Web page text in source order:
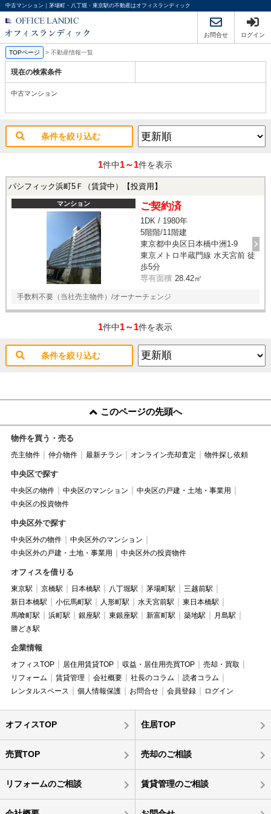
中古マンション｜茅場町・八丁堀・東京駅の不動産はオフィスランディック
お問合せ ログイン
TOPページ > 不動産情報一覧
現在の検索条件
中古マンション
条件を絞り込む
1件中1～1件を表示
パシフィック浜町5Ｆ（賃貸中）【投資用】
マンション ご契約済
1DK / 1980年
5階階/11階建
東京都中央区日本橋中洲1-9
東京メトロ半蔵門線 水天宮前 徒
歩5分
専有面積 28.42㎡
手数料不要（当社売主物件）/オーナーチェンジ
1件中1～1件を表示
条件を絞り込む
このページの先頭へ
物件を買う・売る
売主物件 仲介物件 最新チラシ オンライン売却査定 物件探し依頼
中央区で探す
中央区の物件 中央区のマンション
中央区の戸建・土地・事業用
中央区の投資物件
中央区外で探す
中央区外の物件
中央区外のマンション
中央区外の戸建・土地・事業用
中央区外の投資物件
オフィスを借りる
東京駅 京橋駅 日本橋駅 八丁堀駅 茅場町駅
三越前駅
新日本橋駅
小伝馬町駅 人形町駅 水天宮前駅
東日本橋駅
馬喰町駅
浜町駅 銀座駅 東銀座駅 新富町駅 築地駅
月島駅
勝どき駅
企業情報
オフィスTOP 居住用賃貸TOP 収益・居住用売買TOP
売却・買取
リフォーム
賃貸管理 会社概要 社長のコラム
読者コラム
レンタルスペース
個人情報保護 お問合せ 会員登録 ログイン
オフィスTOP 住居TOP
売買TOP 売却のご相談
リフォームのご相談 賃貸管理のご相談